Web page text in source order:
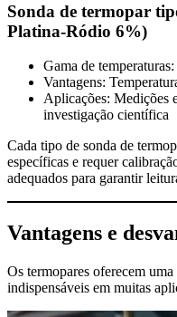
Sonda de termopar
Platina-Ródio 6%)
Gama de
Vantagens:
Aplicações: Medições
investigação científica
Cada tipo de sonda de
específicas e requer
adequados para garantir
Vantagens e
Os termopares oferecem
indispensáveis em muitas